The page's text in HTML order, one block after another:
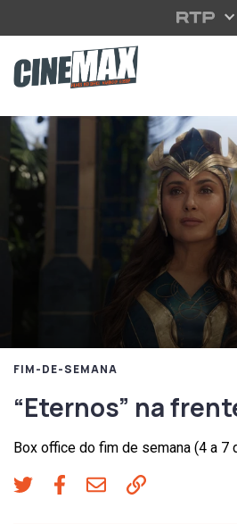
Saltar para o conteúdo principal
FIM-DE-SEMANA
“Eternos” na
Box office do fim de semana (4 a 7